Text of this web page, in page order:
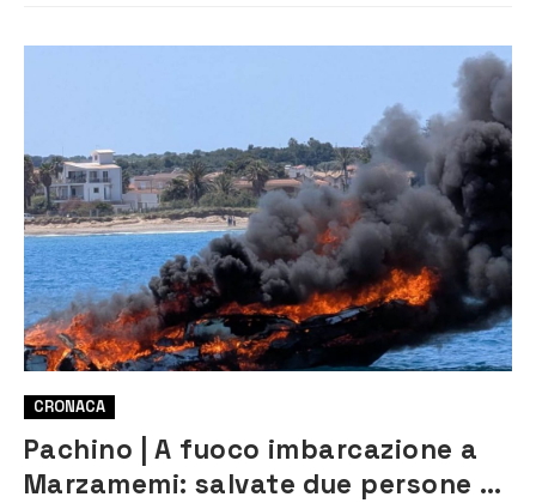
CRONACA
Pachino | A fuoco imbarcazione a
Marzamemi: salvate due persone di